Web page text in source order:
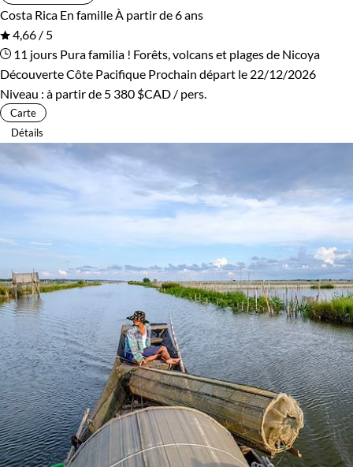
Costa Rica En famille À partir de 6 ans
4,66 / 5
11 jours Pura familia ! Forêts, volcans et plages de Nicoya
Découverte Côte Pacifique Prochain départ le 22/12/2026
Niveau : à partir de 5 380 $CAD / pers.
Carte
Détails